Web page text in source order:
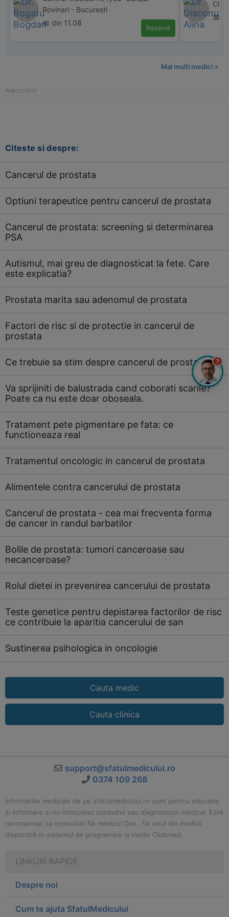
Rovinari - Bucuresti
📅 din 11.08
Rezervă
📅
Mai multi medici >
Citeste si despre:
Cancerul de prostata
Optiuni terapeutice pentru cancerul de prostata
Cancerul de prostata: screening si determinarea
PSA
Autismul, mai greu de diagnosticat la fete. Care
este explicatia?
Prostata marita sau adenomul de prostata
Factori de risc si de protectie in cancerul de
prostata
Ce trebuie sa stim despre cancerul de prostata
Va sprijiniti de balustrada cand coborati scarile?
Poate ca nu este doar oboseala.
Tratament pete pigmentare pe fata: ce
functioneaza real
Tratamentul oncologic in cancerul de prostata
Alimentele contra cancerului de prostata
Cancerul de prostata - cea mai frecventa forma
de cancer in randul barbatilor
Bolile de prostata: tumori canceroase sau
necanceroase?
Rolul dietei in prevenirea cancerului de prostata
Teste genetice pentru depistarea factorilor de risc
ce contribuie la aparitia cancerului de san
Sustinerea psihologica in oncologie
Cauta medic
Cauta clinica
support@sfatulmedicului.ro
0374 109 268
Informatiile medicale de pe sfatulmedicului.ro sunt pentru educatie
si informare si nu inlocuiesc consultul sau diagnosticul medical. Este
recomandat sa consultati fie medicul Dvs., fie unul din medicii
disponibili in sistemul de programare la medic Clickmed.
LINKURI RAPIDE
Despre noi
Cum te ajuta SfatulMedicului
?